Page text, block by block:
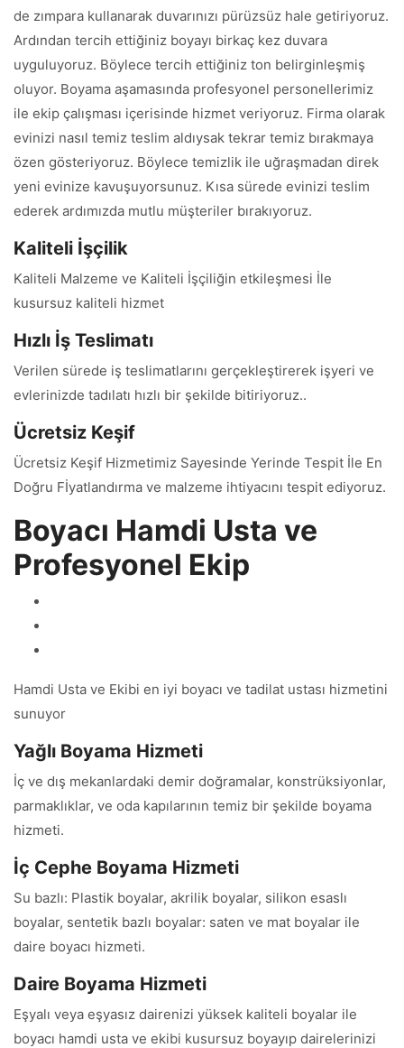
de zımpara kullanarak duvarınızı pürüzsüz hale getiriyoruz.
Ardından tercih ettiğiniz boyayı birkaç kez duvara
uyguluyoruz. Böylece tercih ettiğiniz ton belirginleşmiş
oluyor. Boyama aşamasında profesyonel personellerimiz
ile ekip çalışması içerisinde hizmet veriyoruz. Firma olarak
evinizi nasıl temiz teslim aldıysak tekrar temiz bırakmaya
özen gösteriyoruz. Böylece temizlik ile uğraşmadan direk
yeni evinize kavuşuyorsunuz. Kısa sürede evinizi teslim
ederek ardımızda mutlu müşteriler bırakıyoruz.
Kaliteli İşçilik
Kaliteli Malzeme ve Kaliteli İşçiliğin etkileşmesi İle
kusursuz kaliteli hizmet
Hızlı İş Teslimatı
Verilen sürede iş teslimatlarını gerçekleştirerek işyeri ve
evlerinizde tadılatı hızlı bir şekilde bitiriyoruz..
Ücretsiz Keşif
Ücretsiz Keşif Hizmetimiz Sayesinde Yerinde Tespit İle En
Doğru Fİyatlandırma ve malzeme ihtiyacını tespit ediyoruz.
Boyacı Hamdi Usta ve
Profesyonel Ekip
Hamdi Usta ve Ekibi en iyi boyacı ve tadilat ustası hizmetini
sunuyor
Yağlı Boyama Hizmeti
İç ve dış mekanlardaki demir doğramalar, konstrüksiyonlar,
parmaklıklar, ve oda kapılarının temiz bir şekilde boyama
hizmeti.
İç Cephe Boyama Hizmeti
Su bazlı: Plastik boyalar, akrilik boyalar, silikon esaslı
boyalar, sentetik bazlı boyalar: saten ve mat boyalar ile
daire boyacı hizmeti.
Daire Boyama Hizmeti
Eşyalı veya eşyasız dairenizi yüksek kaliteli boyalar ile
boyacı hamdi usta ve ekibi kusursuz boyayıp dairelerinizi